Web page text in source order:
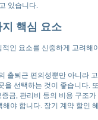
있습니다.
핵심 요소
인 요소를 신중하게 고려해
출퇴근 편의성뿐만 아니라
을 선택하는 것이 좋습니다.
금, 관리비 등의 비용 구조
야 합니다. 장기 계약 할인